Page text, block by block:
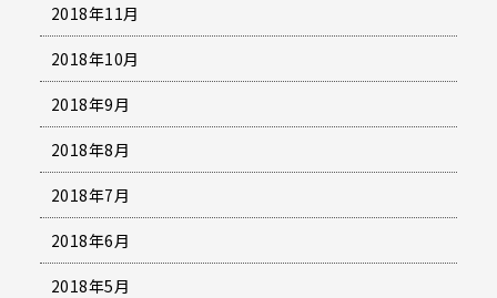
2018年11月
2018年10月
2018年9月
2018年8月
2018年7月
2018年6月
2018年5月